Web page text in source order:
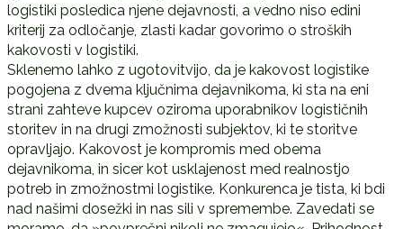
logistiki posledica njene dejavnosti, a vedno niso edini
kriterij za odločanje, zlasti kadar govorimo o stroških
kakovosti v logistiki.
Sklenemo lahko z ugotovitvijo, da je kakovost logistike
pogojena z dvema ključnima dejavnikoma, ki sta na eni
strani zahteve kupcev oziroma uporabnikov logističnih
storitev in na drugi zmožnosti subjektov, ki te storitve
opravljajo. Kakovost je kompromis med obema
dejavnikoma, in sicer kot usklajenost med realnostjo
potreb in zmožnostmi logistike. Konkurenca je tista, ki bdi
nad našimi dosežki in nas sili v spremembe. Zavedati se